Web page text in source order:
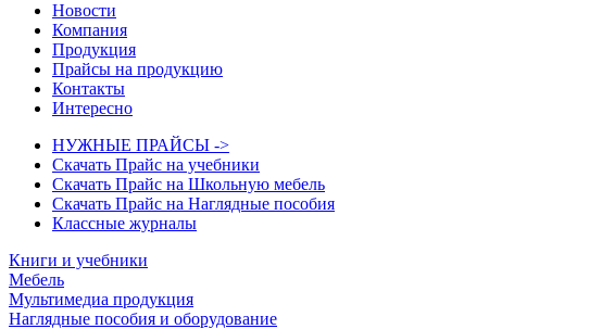
Новости
Компания
Продукция
Прайсы на продукцию
Контакты
Интересно
НУЖНЫЕ ПРАЙСЫ ->
Скачать Прайс на учебники
Скачать Прайс на Школьную мебель
Скачать Прайс на Наглядные пособия
Классные журналы
Книги и учебники
Мебель
Мультимедиа продукция
Наглядные пособия и оборудование